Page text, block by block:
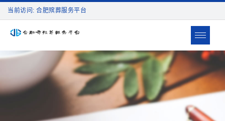
当前访问: 合肥殡葬服务平台
Toggle